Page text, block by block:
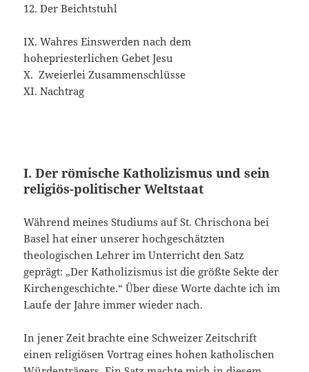
12. Der Beichtstuhl
IX. Wahres Einswerden nach dem
hohepriesterlichen Gebet Jesu
X. Zweierlei Zusammenschlüsse
XI. Nachtrag
I. Der römische Katholizismus und sein
religiös-politischer Weltstaat
Während meines Studiums auf St. Chrischona bei
Basel hat einer unserer hochgeschätzten
theologischen Lehrer im Unterricht den Satz
geprägt: „Der Katholizismus ist die größte Sekte der
Kirchengeschichte.“ Über diese Worte dachte ich im
Laufe der Jahre immer wieder nach.
In jener Zeit brachte eine Schweizer Zeitschrift
einen religiösen Vortrag eines hohen katholischen